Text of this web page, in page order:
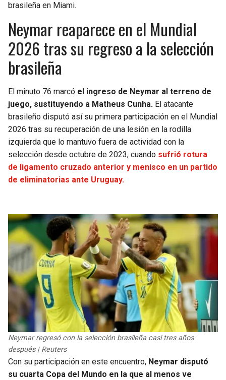
brasileña en Miami.
Neymar reaparece en el Mundial
2026 tras su regreso a la selección
brasileña
El minuto 76 marcó el ingreso de Neymar al terreno de
juego, sustituyendo a Matheus Cunha. El atacante
brasileño disputó así su primera participación en el Mundial
2026 tras su recuperación de una lesión en la rodilla
izquierda que lo mantuvo fuera de actividad con la
selección desde octubre de 2023, cuando sufrió rotura
de ligamento cruzado anterior y menisco en un partido
de eliminatorias ante Uruguay.
Neymar regresó con la selección brasileña casi tres años
después | Reuters
Con su participación en este encuentro, Neymar disputó
su cuarta Copa del Mundo en la que al menos ve